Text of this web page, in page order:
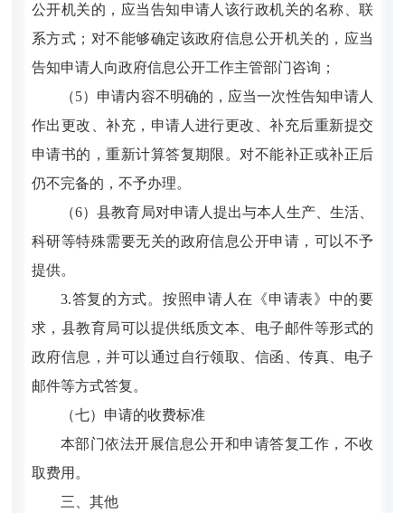
公开机关的，应当告知申请人该行政机关的名称、联
系方式；对不能够确定该政府信息公开机关的，应当
告知申请人向政府信息公开工作主管部门咨询；
（5）申请内容不明确的，应当一次性告知申请人
作出更改、补充，申请人进行更改、补充后重新提交
申请书的，重新计算答复期限。对不能补正或补正后
仍不完备的，不予办理。
（6）县教育局对申请人提出与本人生产、生活、
科研等特殊需要无关的政府信息公开申请，可以不予
提供。
3.答复的方式。按照申请人在《申请表》中的要
求，县教育局可以提供纸质文本、电子邮件等形式的
政府信息，并可以通过自行领取、信函、传真、电子
邮件等方式答复。
（七）申请的收费标准
本部门依法开展信息公开和申请答复工作，不收
取费用。
三、其他